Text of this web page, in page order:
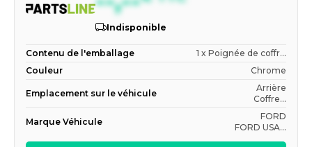
Indisponible
Contenu de l'emballage
1 x Poignée de coffr...
Couleur
Chrome
Emplacement sur le véhicule
Arrière
Coffre...
Marque Véhicule
FORD
FORD USA...